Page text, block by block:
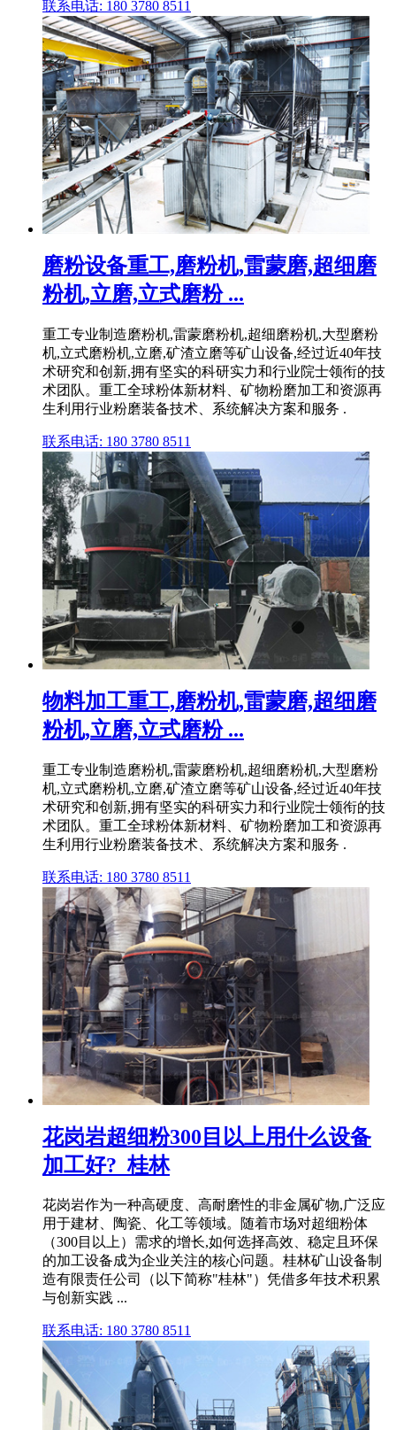
联系电话: 180 3780 8511
磨粉设备重工,磨粉机,雷蒙磨,超细磨
粉机,立磨,立式磨粉 ...
重工专业制造磨粉机,雷蒙磨粉机,超细磨粉机,大型磨粉
机,立式磨粉机,立磨,矿渣立磨等矿山设备,经过近40年技
术研究和创新,拥有坚实的科研实力和行业院士领衔的技
术团队。重工全球粉体新材料、矿物粉磨加工和资源再
生利用行业粉磨装备技术、系统解决方案和服务 .
联系电话: 180 3780 8511
物料加工重工,磨粉机,雷蒙磨,超细磨
粉机,立磨,立式磨粉 ...
重工专业制造磨粉机,雷蒙磨粉机,超细磨粉机,大型磨粉
机,立式磨粉机,立磨,矿渣立磨等矿山设备,经过近40年技
术研究和创新,拥有坚实的科研实力和行业院士领衔的技
术团队。重工全球粉体新材料、矿物粉磨加工和资源再
生利用行业粉磨装备技术、系统解决方案和服务 .
联系电话: 180 3780 8511
花岗岩超细粉300目以上用什么设备
加工好?_桂林
花岗岩作为一种高硬度、高耐磨性的非金属矿物,广泛应
用于建材、陶瓷、化工等领域。随着市场对超细粉体
（300目以上）需求的增长,如何选择高效、稳定且环保
的加工设备成为企业关注的核心问题。桂林矿山设备制
造有限责任公司（以下简称"桂林"）凭借多年技术积累
与创新实践 ...
联系电话: 180 3780 8511